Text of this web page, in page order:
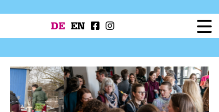
DE EN
Programm
Workshops
Festivalprojekte